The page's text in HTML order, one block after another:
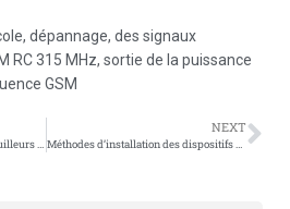
, dépannage, des signaux
RC 315 MHz, sortie de la puissance
GSM
NEXT